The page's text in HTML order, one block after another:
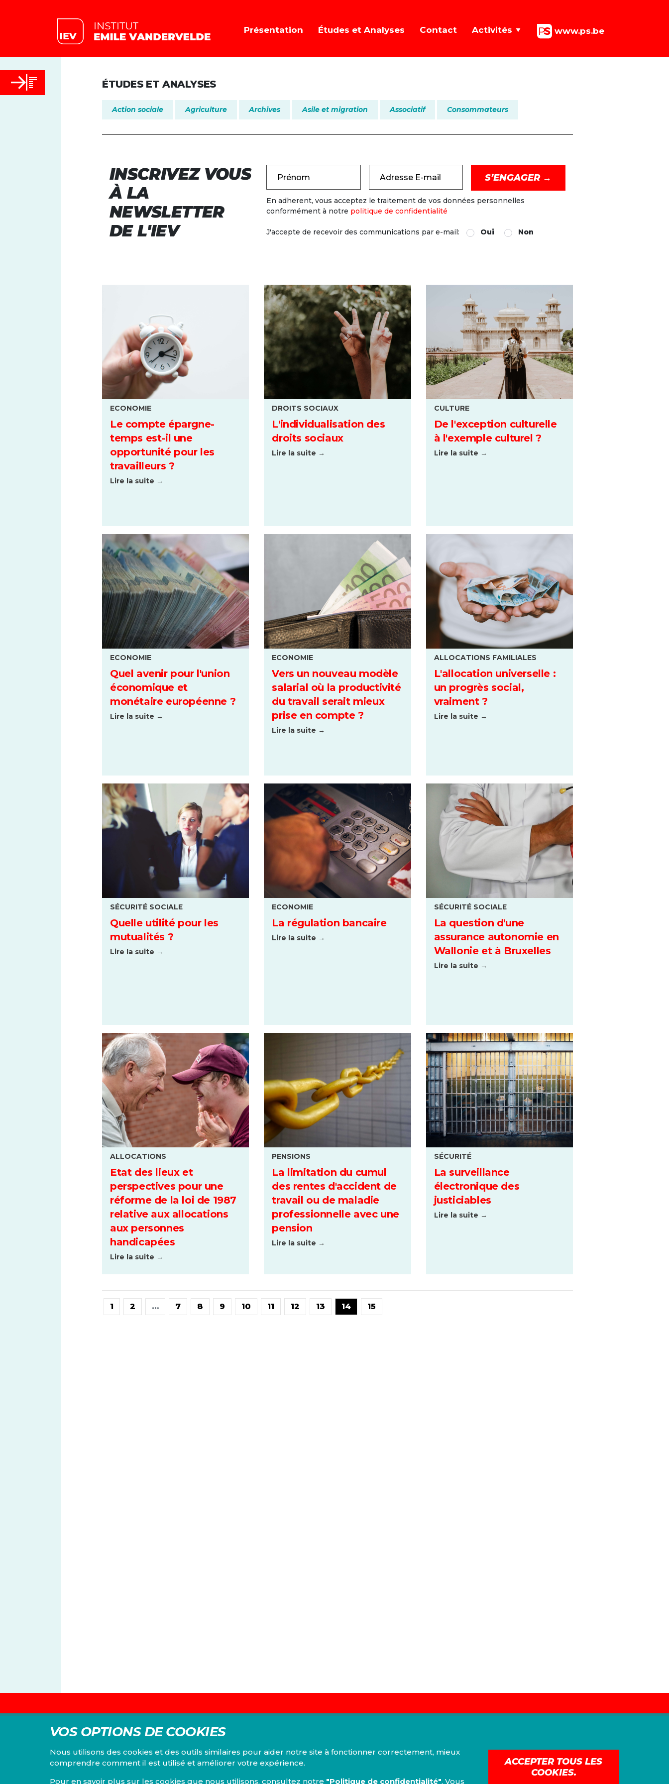
Présentation Études et Analyses Contact Activités www.ps.be
ÉTUDES ET ANALYSES
Action sociale Agriculture Archives Asile et migration Associatif Consommateurs
INSCRIVEZ VOUS
À LA
NEWSLETTER
DE L'IEV
Prénom Adresse E-mail
En adherent, vous acceptez le traitement de vos données personnelles
conformément à notre politique de confidentialité
J'accepte de recevoir des communications par e-mail: Oui Non
ECONOMIE
Le compte épargne-
temps est-il une
opportunité pour les
travailleurs ?
Lire la suite →
DROITS SOCIAUX
L'individualisation des
droits sociaux
Lire la suite →
CULTURE
De l'exception culturelle
à l'exemple culturel ?
Lire la suite →
ECONOMIE
Quel avenir pour l'union
économique et
monétaire européenne ?
Lire la suite →
ECONOMIE
Vers un nouveau modèle
salarial où la productivité
du travail serait mieux
prise en compte ?
Lire la suite →
ALLOCATIONS FAMILIALES
L'allocation universelle :
un progrès social,
vraiment ?
Lire la suite →
SÉCURITÉ SOCIALE
Quelle utilité pour les
mutualités ?
Lire la suite →
ECONOMIE
La régulation bancaire
Lire la suite →
SÉCURITÉ SOCIALE
La question d'une
assurance autonomie en
Wallonie et à Bruxelles
Lire la suite →
ALLOCATIONS
Etat des lieux et
perspectives pour une
réforme de la loi de 1987
relative aux allocations
aux personnes
handicapées
Lire la suite →
PENSIONS
La limitation du cumul
des rentes d'accident de
travail ou de maladie
professionnelle avec une
pension
Lire la suite →
SÉCURITÉ
La surveillance
électronique des
justiciables
Lire la suite →
1 2 … 7 8 9 10 11 12 13 14 15
VOS OPTIONS DE COOKIES
Nous utilisons des cookies et des outils similaires pour aider notre site à fonctionner correctement, mieux
comprendre comment il est utilisé et améliorer votre expérience.
Pour en savoir plus sur les cookies que nous utilisons, consultez notre "Politique de confidentialité". Vous
ACCEPTER TOUS LES
COOKIES.
consacre à la recherche sur toutes les questions d'ordre
juridique et environnemental.